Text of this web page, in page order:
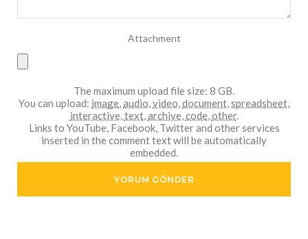
Attachment
The maximum upload file size: 8 GB.
You can upload: image,audio,video,document,spreadsheet,
interactive,text,archive,code,other.
Links to YouTube, Facebook, Twitter and other services
inserted in the comment text will be automatically
embedded.